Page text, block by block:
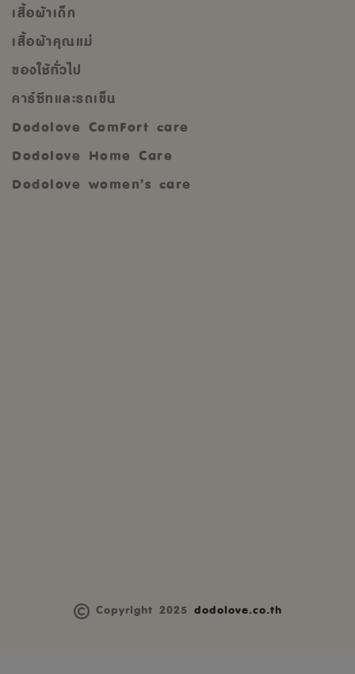
เสื้อผ้าเด็ก
เสื้อผ้าคุณแม่
ของใช้ทั่วไป
คาร์ซีทและรถเข็น
Dodolove ComFort care
Dodolove Home Care
Dodolove women’s care
Copyright 2025 dodolove.co.th